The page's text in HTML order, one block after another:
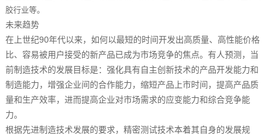
胶行业等。
未来趋势
在上世纪90年代以来，如何以最短的时间开发出高质量、高性能价格
比、容易被用户接受的新产品已成为市场竞争的焦点。有人预测，当
前制造技术的发展目标是：强化具有自主创新技术的产品开发能力和
制造能力，增强企业间的合作能力，缩短产品上市时间，提高产品质
量和生产效率，进而提高企业对市场需求的应变能力和综合竞争能
力。
根据先进制造技术发展的要求，精密测试技术本着其自身的发展规